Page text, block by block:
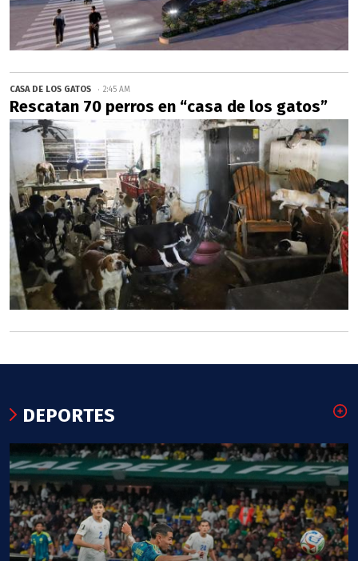
CASA DE LOS GATOS 2:45 AM
Rescatan 70 perros en “casa de los gatos”
DEPORTES